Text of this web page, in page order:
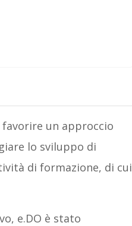
un approccio
lo sviluppo di
di formazione, di cui
e.DO è stato